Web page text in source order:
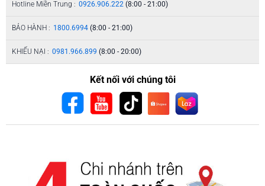
Hotline Miền Trung : 0926.906.222 (8:00 - 21:00)
BẢO HÀNH : 1800.6994 (8:00 - 21:00)
KHIẾU NẠI : 0981.966.899 (8:00 - 20:00)
Kết nối với chúng tôi